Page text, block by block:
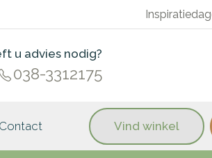
u advies nodig?
038-3312175
Contact Vind winkel